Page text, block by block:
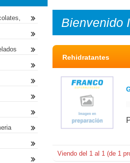
Bienvenido
Rehidratantes
Viendo del 1 al 1 (de 1